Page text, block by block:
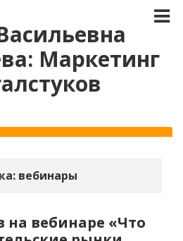
Маркетинг
вебинары
на вебинаре «Что